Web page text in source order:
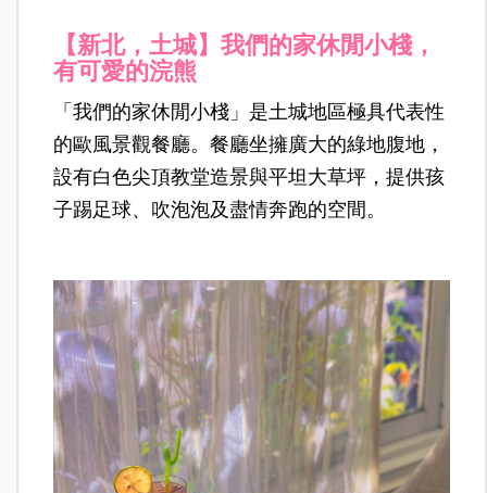
【新北，土城】我們的家休閒小棧，
有可愛的浣熊
「我們的家休閒小棧」是土城地區極具代表性
的歐風景觀餐廳。餐廳坐擁廣大的綠地腹地，
設有白色尖頂教堂造景與平坦大草坪，提供孩
子踢足球、吹泡泡及盡情奔跑的空間。